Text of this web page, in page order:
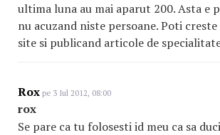
ultima luna au mai aparut 200. Asta e
nu acuzand niste persoane. Poti
site si publicand articole de
Rox pe 3 Iul 2012, 08:00
rox
Se pare ca tu folosesti id meu ca sa